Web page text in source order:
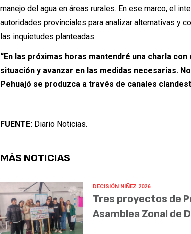
manejo del agua en áreas rurales. En ese marco, el
autoridades provinciales para analizar alternativas y
las inquietudes planteadas.
“En las próximas horas mantendré una charla
situación y avanzar en las medidas necesarias.
Pehuajó se produzca a través de canales
FUENTE: Diario Noticias.
MÁS NOTICIAS
DECISIÓN NIÑEZ 2026
Tres proyectos de
Asamblea Zonal de